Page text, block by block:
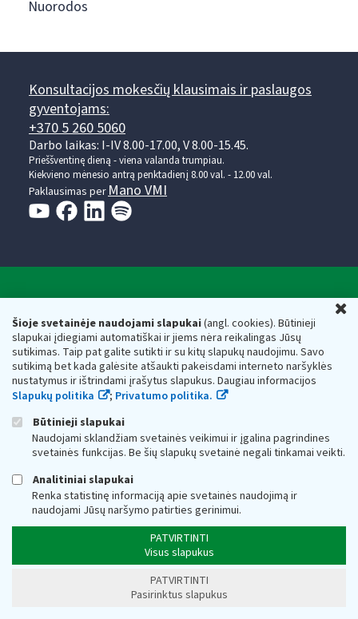
Šioje svetainėje naudojami slapukai(angl. cookies). Būtinieji
slapukai įdiegiami automatiškai ir jiems nėra reikalingas Jūsų
sutikimas. Taip pat galite sutikti ir su kitų slapukų naudojimu. Savo
sutikimą bet kada galėsite atšaukti pakeisdami interneto naršyklės
nustatymus ir ištrindami įrašytus slapukus. Daugiau informacijos
Slapukų politika
; Privatumo politika.
Būtinieji slapukai
Naudojami sklandžiam svetainės veikimui ir įgalina pagrindines
svetainės funkcijas. Be šių slapukų svetainė negali tinkamai veikti.
Analitiniai slapukai
Renka statistinę informaciją apie svetainės naudojimą ir
naudojami Jūsų naršymo patirties gerinimui.
PATVIRTINTI
Visus slapukus
PATVIRTINTI
Pasirinktus slapukus
Nuorodos
Konsultacijos mokesčių klausimais ir paslaugos
gyventojams:
+370 5 260 5060
Darbo laikas: I-IV 8.00-17.00, V 8.00-15.45.
Prieššventinę dieną - viena valanda trumpiau.
Kiekvieno mėnesio antrą penktadienį 8.00 val. - 12.00 val.
Paklausimas per Mano VMI
Respublikos finansų ministerijos
Biudžetinė įstaiga. Juridinio asmens kodas — 188659752,
adresas: Vasario 16-osios g. 14, 01107 Vilnius, Lietuva, el.paštas:
vmi@vmi.lt, E. pristatymo dėžutės adresas 188659752
Duomenys apie Valstybinę mokesčių inspekciją prie Lietuvos
Respublikos finansų ministerijos kaupiami ir saugomi Juridinių